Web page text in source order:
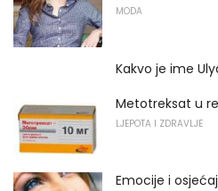
MODA
Kakvo je ime
Metotreksat u
LJEPOTA I ZDRAVLJE
Emocije i